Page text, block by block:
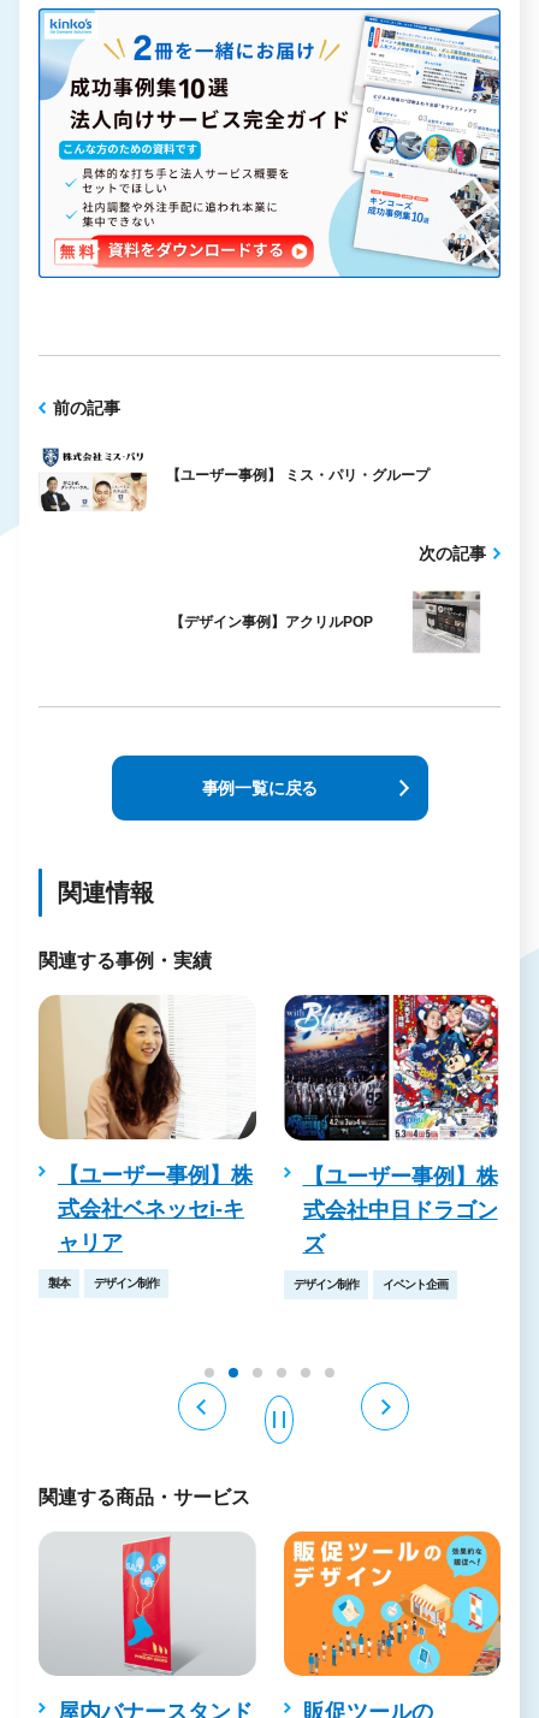
前の記事
【ユーザー事例】 ミス・パリ・グループ
次の記事
【デザイン事例】アクリルPOP
事例一覧に戻る
関連情報
関連する事例・実績
【ユーザー事例】株
式会社ベネッセi-キ
ャリア
製本 デザイン制作
【ユーザー事例】株
式会社中日ドラゴン
ズ
デザイン制作 イベント企画
関連する商品・サービス
屋内バナースタンド 販促ツールの